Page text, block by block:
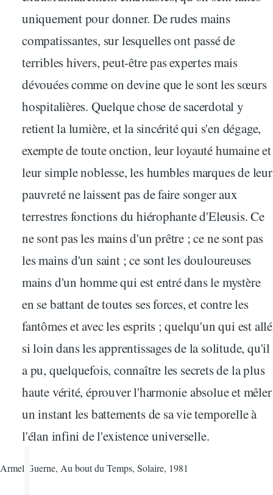
uniquement pour donner. De rudes mains
compatissantes, sur lesquelles ont passé de
terribles hivers, peut-être pas expertes mais
dévouées comme on devine que le sont les sœurs
hospitalières. Quelque chose de sacerdotal y
retient la lumière, et la sincérité qui s'en dégage,
exempte de toute onction, leur loyauté humaine et
leur simple noblesse, les humbles marques de leur
pauvreté ne laissent pas de faire songer aux
terrestres fonctions du hiérophante d'Eleusis. Ce
ne sont pas les mains d'un prêtre ; ce ne sont pas
les mains d'un saint ; ce sont les douloureuses
mains d'un homme qui est entré dans le mystère
en se battant de toutes ses forces, et contre les
fantômes et avec les esprits ; quelqu'un qui est allé
si loin dans les apprentissages de la solitude, qu'il
a pu, quelquefois, connaître les secrets de la plus
haute vérité, éprouver l'harmonie absolue et mêler
un instant les battements de sa vie temporelle à
l'élan infini de l'existence universelle.
Armel Guerne, Au bout du Temps, Solaire, 1981